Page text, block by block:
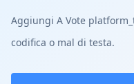
Aggiungi A Vote
codifica o mal di testa.